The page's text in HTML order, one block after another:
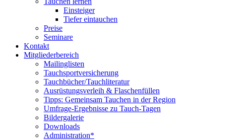
Einsteiger
Tiefer eintauchen
Preise
Seminare
Kontakt
Mitgliederbereich
Mailinglisten
Tauchsportversicherung
Tauchbücher/Tauchliteratur
Ausrüstungsverleih & Flaschenfüllen
Tipps: Gemeinsam Tauchen in der Region
Umfrage-Ergebnisse zu Tauch-Tagen
Bildergalerie
Downloads
Administration*